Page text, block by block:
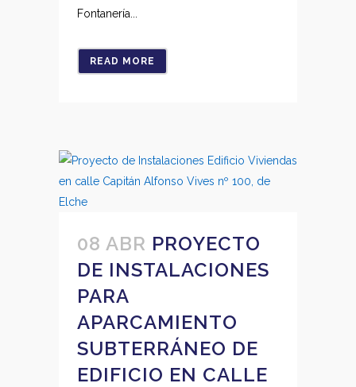
Fontanería...
READ MORE
08 ABR PROYECTO
DE INSTALACIONES
PARA
APARCAMIENTO
SUBTERRÁNEO DE
EDIFICIO EN CALLE